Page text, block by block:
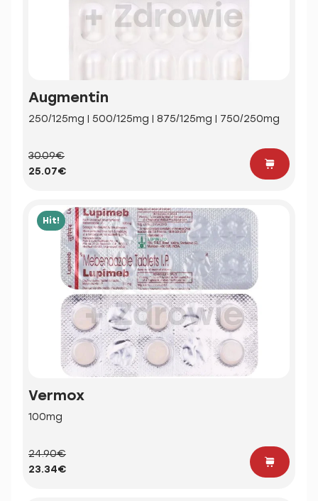
Augmentin
250/125mg | 500/125mg | 875/125mg | 750/250mg
30.09€
25.07€
Hit!
Vermox
100mg
24.90€
23.34€